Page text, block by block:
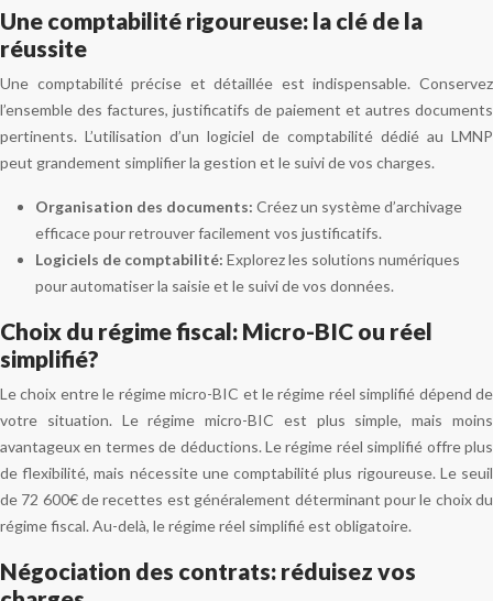
Une comptabilité rigoureuse: la clé de la
réussite
Une comptabilité précise et détaillée est indispensable. Conservez
l’ensemble des factures, justificatifs de paiement et autres documents
pertinents. L’utilisation d’un logiciel de comptabilité dédié au LMNP
peut grandement simplifier la gestion et le suivi de vos charges.
Organisation des documents: Créez un système d’archivage
efficace pour retrouver facilement vos justificatifs.
Logiciels de comptabilité: Explorez les solutions numériques
pour automatiser la saisie et le suivi de vos données.
Choix du régime fiscal: Micro-BIC ou réel
simplifié?
Le choix entre le régime micro-BIC et le régime réel simplifié dépend de
votre situation. Le régime micro-BIC est plus simple, mais moins
avantageux en termes de déductions. Le régime réel simplifié offre plus
de flexibilité, mais nécessite une comptabilité plus rigoureuse. Le seuil
de 72 600€ de recettes est généralement déterminant pour le choix du
régime fiscal. Au-delà, le régime réel simplifié est obligatoire.
Négociation des contrats: réduisez vos